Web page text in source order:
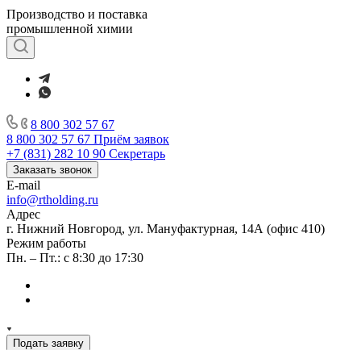
Производство и поставка
промышленной химии
8 800 302 57 67
8 800 302 57 67 Приём заявок
+7 (831) 282 10 90 Секретарь
Заказать звонок
E-mail
info@rtholding.ru
Адрес
г. Нижний Новгород, ул. Мануфактурная, 14А (офис 410)
Режим работы
Пн. – Пт.: с 8:30 до 17:30
Подать заявку